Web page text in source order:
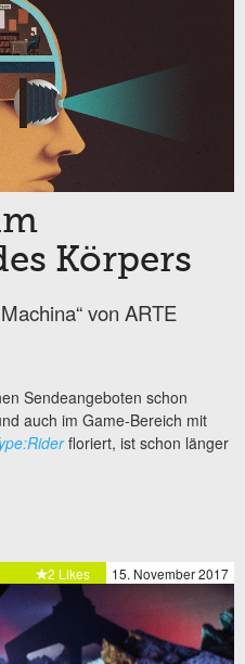
Körpers
von ARTE
Sendeangeboten schon
auch im Game-Bereich mit
floriert, ist schon länger
15. November 2017
2 Likes